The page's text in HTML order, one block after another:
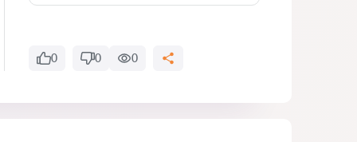
0 0 0